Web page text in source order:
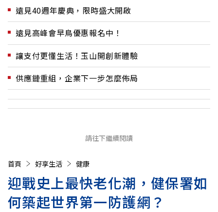
遠見40週年慶典，限時盛大開啟
遠見高峰會早鳥優惠報名中！
讓支付更懂生活！玉山開創新體驗
供應鏈重組，企業下一步怎麼佈局
請往下繼續閱讀
首頁 好享生活 健康
迎戰史上最快老化潮，健保署如
何築起世界第一防護網？